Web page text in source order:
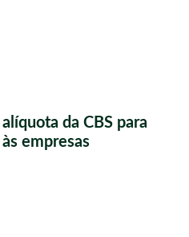
da CBS para
empresas